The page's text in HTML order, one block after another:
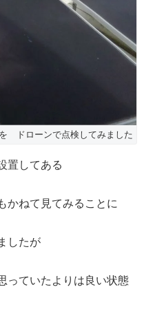
ドローンで点検してみました
置してある
かねて見てみることに
したが
っていたよりは良い状態